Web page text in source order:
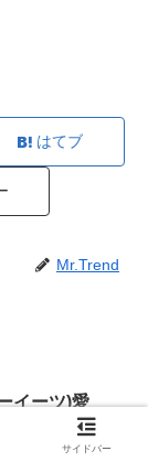
はてブ
Mr.Trend
イーツ)愛
配達地域と注
中】
サイドバー